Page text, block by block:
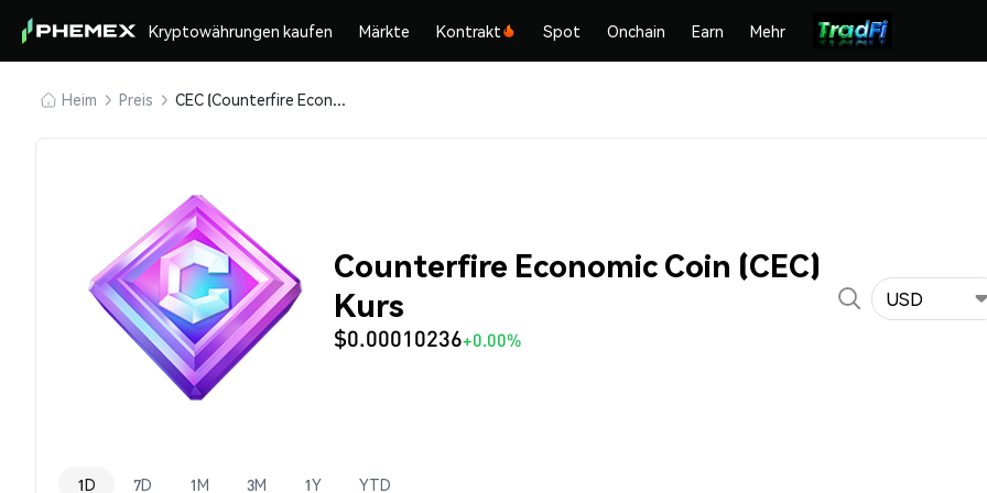
Kryptowährungen kaufen Märkte Kontrakt Spot Onchain Earn Mehr
Heim Preis CEC (Counterfire Economic Coin)
Counterfire Economic Coin (CEC)
Kurs
$0.00010236+0.00%
USD
1D 7D 1M 3M 1Y YTD